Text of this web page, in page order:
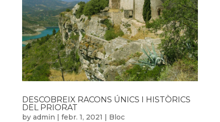
DESCOBREIX RACONS ÚNICS I HISTÒRICS
DEL PRIORAT
by admin | febr. 1, 2021 | Bloc